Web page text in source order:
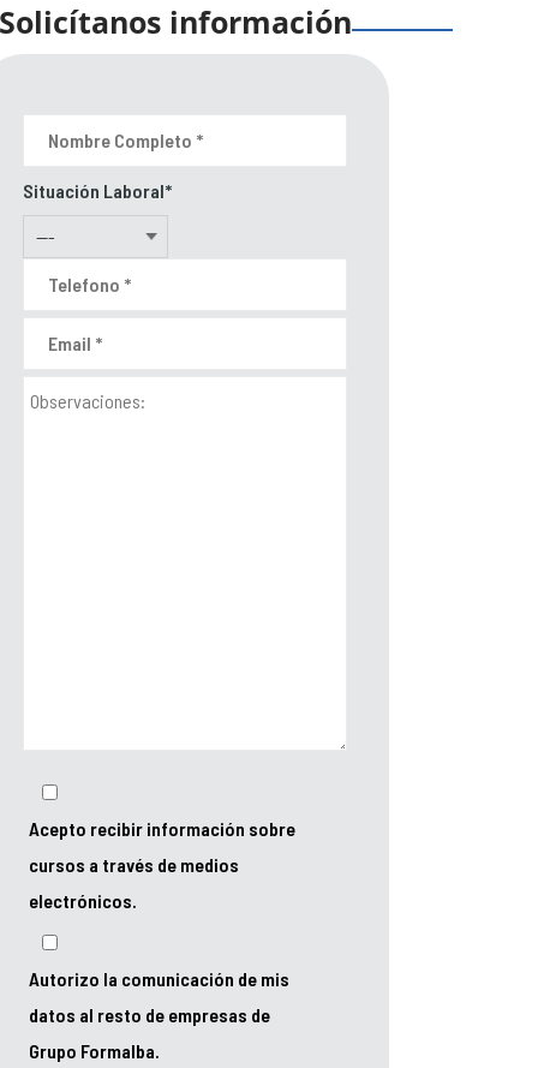
Solicítanos información
Situación Laboral*
Acepto recibir información sobre
cursos a través de medios
electrónicos.
Autorizo la comunicación de mis
datos al resto de empresas de
Grupo Formalba.